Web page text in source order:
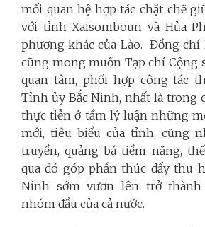
mối quan hệ hợp tác chặt chẽ
với tỉnh Xaisomboun và Hủa
phương khác của Lào. Đồng chí
cũng mong muốn Tạp chí Cộng
quan tâm, phối hợp công tác
Tỉnh ủy Bắc Ninh, nhất là trong
thực tiễn ở tầm lý luận những
mới, tiêu biểu của tỉnh, cũng
truyền, quảng bá tiềm năng,
qua đó góp phần thúc đẩy thu
Ninh sớm vươn lên trở
nhóm đầu của cả nước.